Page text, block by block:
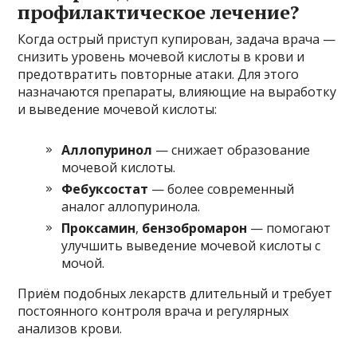
профилактическое лечение?
Когда острый приступ купирован, задача врача —
снизить уровень мочевой кислоты в крови и
предотвратить повторные атаки. Для этого
назначаются препараты, влияющие на выработку
и выведение мочевой кислоты:
Аллопуринол — снижает образование
мочевой кислоты.
Фебуксостат — более современный
аналог аллопуринола.
Проксамин, бензобромарон — помогают
улучшить выведение мочевой кислоты с
мочой.
Приём подобных лекарств длительный и требует
постоянного контроля врача и регулярных
анализов крови.